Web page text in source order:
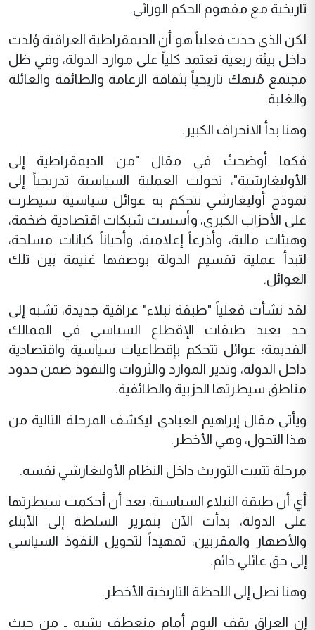
تاريخية مع مفهوم الحكم الوراثي.
لكن الذي حدث فعلياً هو أن الديمقراطية العراقية وُلدت
داخل بيئة ريعية تعتمد كلياً على موارد الدولة، وفي ظل
مجتمع مُنهك تاريخياً بثقافة الزعامة والطائفة والعائلة
والغلبة.
وهنا بدأ الانحراف الكبير.
فكما أوضحتُ في مقال "من الديمقراطية إلى
الأوليغارشية"، تحولت العملية السياسية تدريجياً إلى
نموذج أوليغارشي تتحكم به عوائل سياسية سيطرت
على الأحزاب الكبرى، وأسست شبكات اقتصادية ضخمة،
وهيئات مالية، وأذرعاً إعلامية، وأحياناً كيانات مسلحة،
لتبدأ عملية تقسيم الدولة بوصفها غنيمة بين تلك
العوائل.
لقد نشأت فعلياً "طبقة نبلاء" عراقية جديدة، تشبه إلى
حد بعيد طبقات الإقطاع السياسي في الممالك
القديمة؛ عوائل تتحكم بإقطاعيات سياسية واقتصادية
داخل الدولة، وتدير الموارد والثروات والنفوذ ضمن حدود
مناطق سيطرتها الحزبية والطائفية.
ويأتي مقال إبراهيم العبادي ليكشف المرحلة التالية من
هذا التحول، وهي الأخطر:
مرحلة تثبيت التوريث داخل النظام الأوليغارشي نفسه.
أي أن طبقة النبلاء السياسية، بعد أن أحكمت سيطرتها
على الدولة، بدأت الآن بتمرير السلطة إلى الأبناء
والأصهار والمقربين، تمهيداً لتحويل النفوذ السياسي
إلى حق عائلي دائم.
وهنا نصل إلى اللحظة التاريخية الأخطر.
إن العراق يقف اليوم أمام منعطف يشبه ـ من حيث